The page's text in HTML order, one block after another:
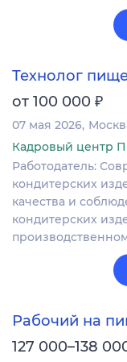
Технолог
от 100 000 ₽
07 мая 2026
Кадровый центр
Работодатель:
кондитерских
качества и
кондитерских
Рабочий на
127 000–138